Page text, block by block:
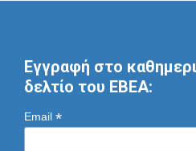
Εγγραφή στο
δελτίο του ΕΒΕΑ:
Email *